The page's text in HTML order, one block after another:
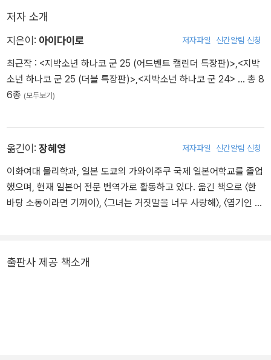
학원 7대 불가사의 괴이담,
ⓒ AidaIro / SQUARE ENIX
저자 소개
지은이: 아이다이로 저자파일 신간알림 신청
최근작 : <지박소년 하나코 군 25 (어드벤트 캘린더 특장판)>,<지박
소년 하나코 군 25 (더블 특장판)>,<지박소년 하나코 군 24> … 총 8
6종 (모두보기)
옮긴이: 장혜영 저자파일 신간알림 신청
이화여대 물리학과, 일본 도쿄의 가와이주쿠 국제 일본어학교를 졸업
했으며, 현재 일본어 전문 번역가로 활동하고 있다. 옮긴 책으로 〈한
바탕 소동이라면 기꺼이〉, 〈그녀는 거짓말을 너무 사랑해〉, 〈엽기인 걸
출판사 제공 책소개